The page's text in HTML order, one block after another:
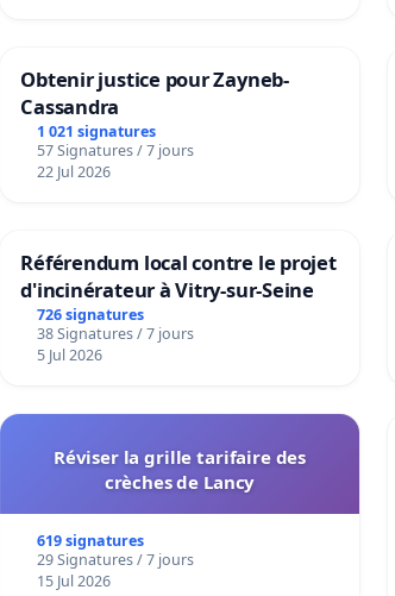
Obtenir justice pour Zayneb-
Cassandra
1 021 signatures
57 Signatures / 7 jours
22 Jul 2026
Référendum local contre le projet
d'incinérateur à Vitry-sur-Seine
726 signatures
38 Signatures / 7 jours
5 Jul 2026
Réviser la grille tarifaire des
crèches de Lancy
619 signatures
29 Signatures / 7 jours
15 Jul 2026